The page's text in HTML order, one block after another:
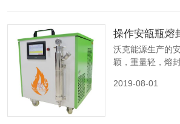
操作安瓿瓶熔
沃克能源生产的
颖，重量轻，熔
院校、科研单位
2019-08-01